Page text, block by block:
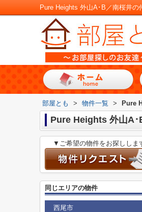
Pure Heights 外山A･B／南桜井の
部屋とも > 物件一覧 > Pure
Pure Heights 外山A･
▼ご希望の物件をお探ししま
同じエリアの物件
西尾市